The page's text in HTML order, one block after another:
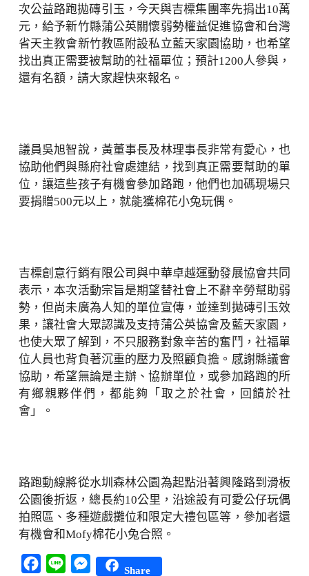
次公益路跑拋磚引玉，今天與吉標集團率先捐出10萬
元，給予新竹縣蒲公英關懷弱勢權益促進協會和台灣
省天主教會新竹教區附設私立藍天家園協助，也希望
找出真正需要被幫助的社福單位；預計1200人參與，
還有名額，請大家趕快來報名。
議員吳旭智說，黃董事長及林理事長非常有愛心，也
協助他們與縣府社會處連結，找到真正需要幫助的單
位，讓這些孩子有機會參加路跑，他們也加碼現場只
要捐贈500元以上，就能獲棉花小兔玩偶。
吉標創意行銷有限公司與中華卓越運動發展協會共同
表示，本次活動宗旨是期望替社會上不辭辛勞幫助弱
勢，但尚未廣為人知的單位宣傳，並達到拋磚引玉效
果，讓社會大眾認識及支持蒲公英協會及藍天家園，
也使大眾了解到，不只服務對象辛苦的奮鬥，社福單
位人員也背負著沉重的壓力及照顧負擔。感謝縣議會
協助，希望無論是主辦、協辦單位，或參加路跑的所
有鄉親夥伴們，都能夠「取之於社會，回饋於社
會」。
路跑動線將從水圳森林公園為起點沿著興隆路到滑板
公園後折返，總長約10公里，沿途設有可愛公仔玩偶
拍照區、多種遊戲攤位和限定大禮包區等，參加者還
有機會和Mofy棉花小兔合照。
Facebook
Line Messenger
Share